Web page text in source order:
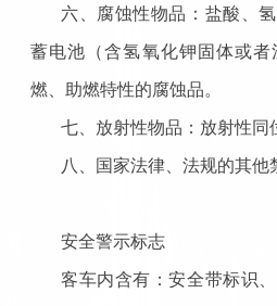
六、腐蚀性物品：盐酸、
蓄电池（含氢氧化钾固体或
燃、助燃特性的腐蚀品。
七、放射性物品：放射性同
八、国家法律、法规的其他
安全警示标志
客车内含有：安全带标识